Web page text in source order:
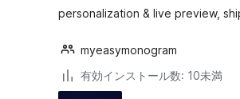
personalization & live preview,
myeasymonogram
有効インストール数: 10未満